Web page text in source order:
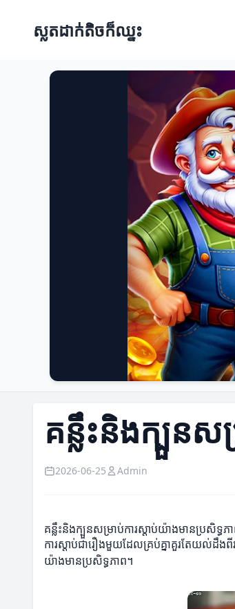
ស្លតដាក់តិចក៏ឈ្នះ
គន្លឹះនិងក្បួនស
2026-06-25 Admin
គន្លឹះនិងក្បួនសម្រាប់ការស្តាប់យ៉ាងមានប្រសិទ្ធភ
ការស្តាប់ជារឿងមួយដែលគ្រប់គ្នាគួរតែយល់ដឹងពី
យ៉ាងមានប្រសិទ្ធភាព។